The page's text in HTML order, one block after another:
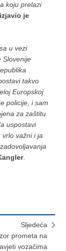
koju prelazi
izjavio je
u vezi
Slovenije
takvo
Europskoj
policije, i sam
za zaštitu
uspostavi
važni i ja
.
Sljedeća
prometa na
vozačima